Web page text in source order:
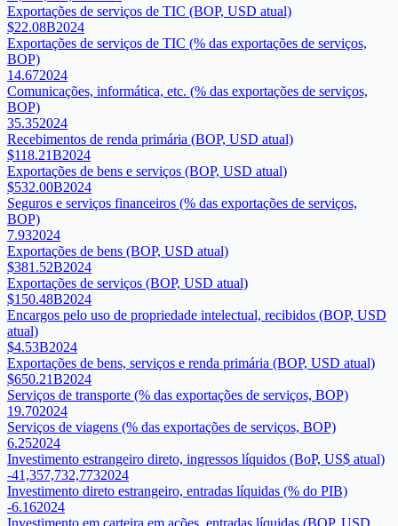
Exportações de serviços de TIC (BOP, USD atual)
$22.08B2024
Exportações de serviços de TIC (% das exportações de serviços,
BOP)
14.672024
Comunicações, informática, etc. (% das exportações de serviços,
BOP)
35.352024
Recebimentos de renda primária (BOP, USD atual)
$118.21B2024
Exportações de bens e serviços (BOP, USD atual)
$532.00B2024
Seguros e serviços financeiros (% das exportações de serviços,
BOP)
7.932024
Exportações de bens (BOP, USD atual)
$381.52B2024
Exportações de serviços (BOP, USD atual)
$150.48B2024
Encargos pelo uso de propriedade intelectual, recibidos (BOP, USD
atual)
$4.53B2024
Exportações de bens, serviços e renda primária (BOP, USD atual)
$650.21B2024
Serviços de transporte (% das exportações de serviços, BOP)
19.702024
Serviços de viagens (% das exportações de serviços, BOP)
6.252024
Investimento estrangeiro direto, ingressos líquidos (BoP, US$ atual)
-41,357,732,7732024
Investimento direto estrangeiro, entradas líquidas (% do PIB)
-6.162024
Investimento em carteira em ações, entradas líquidas (BOP, USD